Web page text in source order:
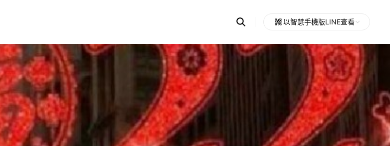
Search
OpenChats
messages
search
area
以智慧手機版LINE查看